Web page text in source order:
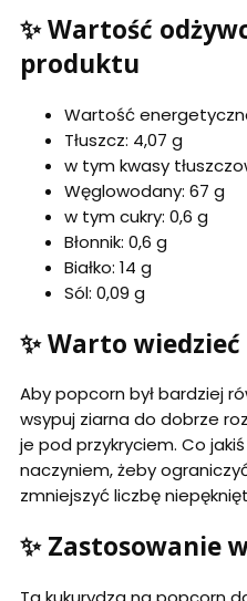
✨ Wartość
produktu
Wartość
Tłuszcz: 4,07 g
w tym kwasy
Węglowodany: 67 g
w tym cukry: 0,6 g
Błonnik: 0,6 g
Białko: 14 g
Sól: 0,09 g
✨ Warto wiedzieć
Aby popcorn był bardziej
wsypuj ziarna do dobrze
je pod przykryciem. Co
naczyniem, żeby
zmniejszyć liczbę
✨ Zastosowanie